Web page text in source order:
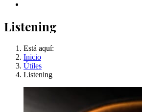
Listening
Está aquí:
Inicio
Útiles
Listening